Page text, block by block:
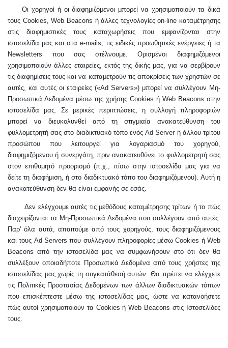
Οι χορηγοί ή οι διαφημιζόμενοι μπορεί να χρησιμοποιούν τα δικά
τους Cookies, Web Beacons ή άλλες τεχνολογίες on-line καταμέτρησης
στις διαφημιστικές τους καταχωρήσεις που εμφανίζονται στην
ιστοσελίδα μας και στα e-mails, τις ειδικές προωθητικές ενέργειες ή τα
Newsletters που σας στέλνουμε. Ορισμένοι διαφημιζόμενοι
χρησιμοποιούν άλλες εταιρείες, εκτός της δικής μας, για να σερβίρουν
τις διαφημίσεις τους και να καταμετρούν τις αποκρίσεις των χρηστών σε
αυτές, και αυτές οι εταιρείες («Ad Servers») μπορεί να συλλέγουν Μη-
Προσωπικά Δεδομένα μέσω της χρήσης Cookies ή Web Beacons στην
ιστοσελίδα μας. Σε μερικές περιπτώσεις, η συλλογή πληροφοριών
μπορεί να διευκολυνθεί από τη στιγμιαία ανακατεύθυνση του
φυλλομετρητή σας στο διαδικτυακό τόπο ενός Ad Server ή άλλου τρίτου
προσώπου που λειτουργεί για λογαριασμό του χορηγού,
διαφημιζόμενου ή συνεργάτη, πριν ανακατευθύνει το φυλλομετρητή σας
στον επιθυμητό προορισμό (π.χ., πίσω στην ιστοσελίδα μας για να
δείτε τη διαφήμιση, ή στο διαδικτυακό τόπο του διαφημιζόμενου). Αυτή η
ανακατεύθυνση δεν θα είναι εμφανής σε εσάς.
Δεν ελέγχουμε αυτές τις μεθόδους καταμέτρησης τρίτων ή το πώς
διαχειρίζονται τα Μη-Προσωπικά Δεδομένα που συλλέγουν από αυτές.
Παρ' όλα αυτά, απαιτούμε από τους χορηγούς, τους διαφημιζόμενους
και τους Ad Servers που συλλέγουν πληροφορίες μέσω Cookies ή Web
Beacons από την ιστοσελίδα μας να συμφωνήσουν στο ότι δεν θα
συλλέξουν οποιαδήποτε Προσωπικά Δεδομένα από τους χρήστες της
ιστοσελίδας μας χωρίς τη συγκατάθεσή αυτών. Θα πρέπει να ελέγχετε
τις Πολιτικές Προστασίας Δεδομένων των άλλων διαδικτυακών τόπων
που επισκέπτεστε μέσω της ιστοσελίδας μας, ώστε να κατανοήσετε
πώς αυτοί χρησιμοποιούν τα Cookies ή Web Beacons στις Ιστοσελίδες
τους.